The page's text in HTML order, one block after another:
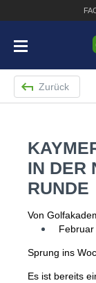
Bridgestone
Cobra King F8+
Bennington
Zurück
IN DER
RUNDE
Von
Februar
Sprung ins
Es ist bereits